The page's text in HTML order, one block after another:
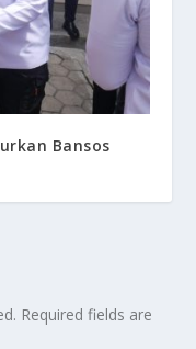
Bansos
Required fields are